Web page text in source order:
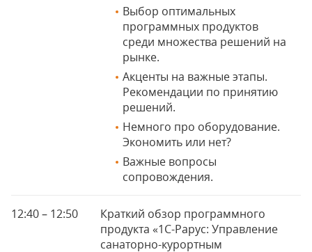
Выбор оптимальных
программных продуктов
среди множества решений на
рынке.
Акценты на важные этапы.
Рекомендации по принятию
решений.
Немного про оборудование.
Экономить или нет?
Важные вопросы
сопровождения.
12:40 – 12:50
Краткий обзор программного
продукта «1С-Рарус: Управление
санаторно-курортным